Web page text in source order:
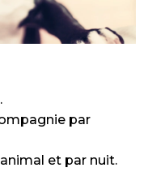
par
et par nuit.